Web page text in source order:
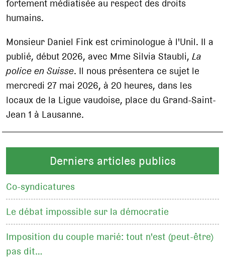
fortement médiatisée au respect des droits
humains.
Monsieur Daniel Fink est criminologue à l'Unil. Il a
publié, début 2026, avec Mme Silvia Staubli,La
police en Suisse. Il nous présentera ce sujet le
mercredi 27 mai 2026, à 20 heures, dans les
locaux de la Ligue vaudoise, place du Grand-Saint-
Jean 1 à Lausanne.
Derniers articles publics
Co-syndicatures
Le débat impossible sur la démocratie
Imposition du couple marié: tout n'est (peut-être)
pas dit…